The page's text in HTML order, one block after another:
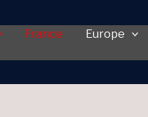
France Europe